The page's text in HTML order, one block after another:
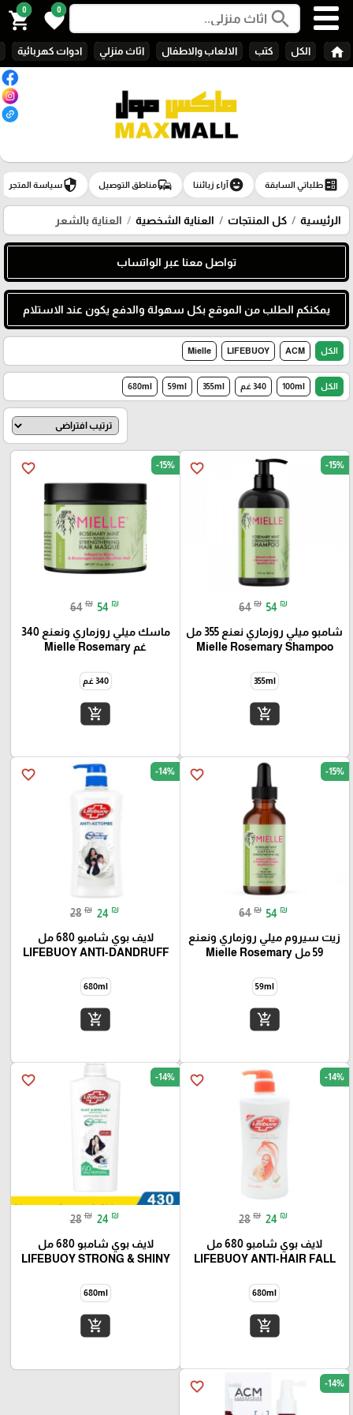
search
0
favorite
0
shopping_cart
home الكل كتب الالعاب والاطفال اثاث منزلي ادوات كهربائية
ballotطلباتي السابقة emoji_emotionsآراء زبائننا commuteمناطق التوصيل securityسياسة المتجر
الرئيسية كل المنتجات العناية الشخصية العناية بالشعر
تواصل معنا عبر الواتساب
يمكنكم الطلب من الموقع بكل سهولة والدفع يكون عند الاستلام
الكل ACM
LIFEBUOY
Mielle
الكل 100ml 340 غم 355ml
59ml
680ml
favorite_border -15%
64 ₪ 54 ₪
شامبو ميلي روزماري نعنع 355 مل
Mielle Rosemary Shampoo
355ml
add_shopping_cart
favorite_border -15%
64 ₪ 54 ₪
ماسك ميلي روزماري ونعنع 340
غم Mielle Rosemary
340 غم
add_shopping_cart
favorite_border -15%
64 ₪ 54 ₪
زيت سيروم ميلي روزماري ونعنع
59 مل Mielle Rosemary
59ml
add_shopping_cart
favorite_border -14%
28 ₪ 24 ₪
لايف بوي شامبو 680 مل
LIFEBUOY ANTI-DANDRUFF
680ml
add_shopping_cart
favorite_border -14%
28 ₪ 24 ₪
لايف بوي شامبو 680 مل
LIFEBUOY ANTI-HAIR FALL
680ml
add_shopping_cart
favorite_border -14%
28 ₪ 24 ₪
لايف بوي شامبو 680 مل
LIFEBUOY STRONG & SHINY
680ml
add_shopping_cart
favorite_border -14%